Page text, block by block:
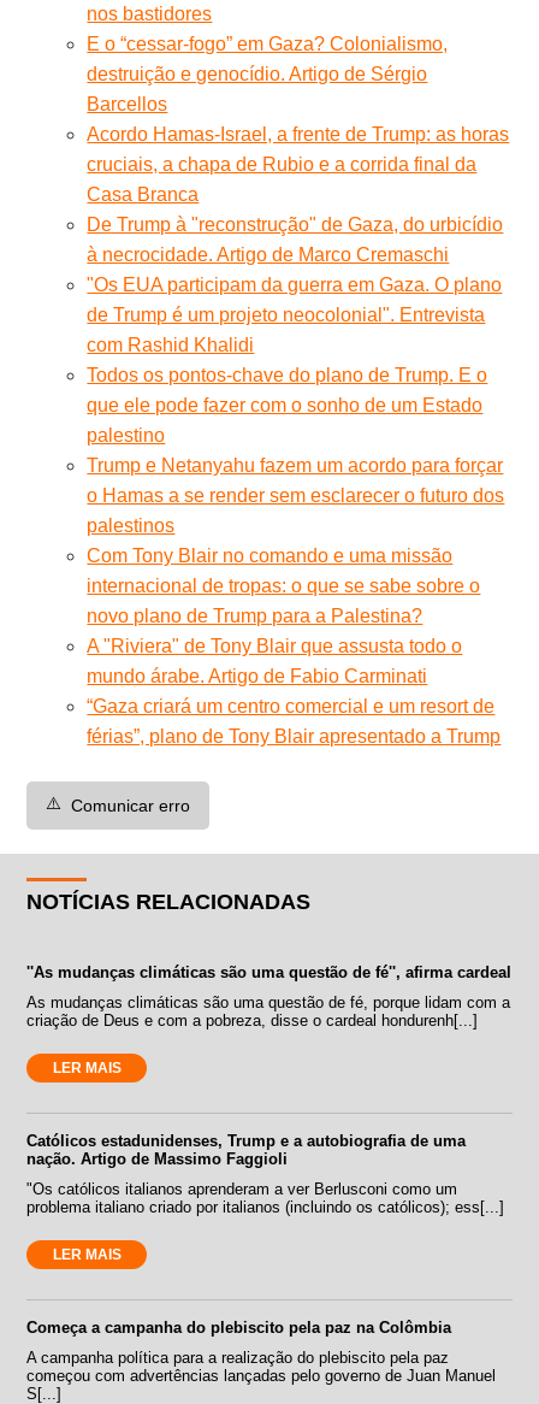
nos bastidores
E o “cessar-fogo” em Gaza? Colonialismo,
destruição e genocídio. Artigo de Sérgio
Barcellos
Acordo Hamas-Israel, a frente de Trump: as horas
cruciais, a chapa de Rubio e a corrida final da
Casa Branca
De Trump à "reconstrução" de Gaza, do urbicídio
à necrocidade. Artigo de Marco Cremaschi
"Os EUA participam da guerra em Gaza. O plano
de Trump é um projeto neocolonial". Entrevista
com Rashid Khalidi
Todos os pontos-chave do plano de Trump. E o
que ele pode fazer com o sonho de um Estado
palestino
Trump e Netanyahu fazem um acordo para forçar
o Hamas a se render sem esclarecer o futuro dos
palestinos
Com Tony Blair no comando e uma missão
internacional de tropas: o que se sabe sobre o
novo plano de Trump para a Palestina?
A "Riviera" de Tony Blair que assusta todo o
mundo árabe. Artigo de Fabio Carminati
“Gaza criará um centro comercial e um resort de
férias”, plano de Tony Blair apresentado a Trump
⚠️ Comunicar erro
NOTÍCIAS RELACIONADAS
''As mudanças climáticas são uma questão de fé'', afirma cardeal
As mudanças climáticas são uma questão de fé, porque lidam com a
criação de Deus e com a pobreza, disse o cardeal hondurenh[...]
LER MAIS
Católicos estadunidenses, Trump e a autobiografia de uma
nação. Artigo de Massimo Faggioli
"Os católicos italianos aprenderam a ver Berlusconi como um
problema italiano criado por italianos (incluindo os católicos); ess[...]
LER MAIS
Começa a campanha do plebiscito pela paz na Colômbia
A campanha política para a realização do plebiscito pela paz
começou com advertências lançadas pelo governo de Juan Manuel
S[...]